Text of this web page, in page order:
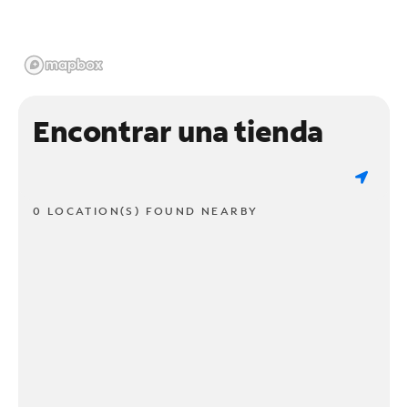
Encontrar una tienda
0 LOCATION(S) FOUND NEARBY